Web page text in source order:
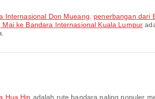
Internasional Don Mueang
penerbangan dari
ke Bandara Internasional Kuala Lumpur
Hua Hin adalah rute bandara paling populer